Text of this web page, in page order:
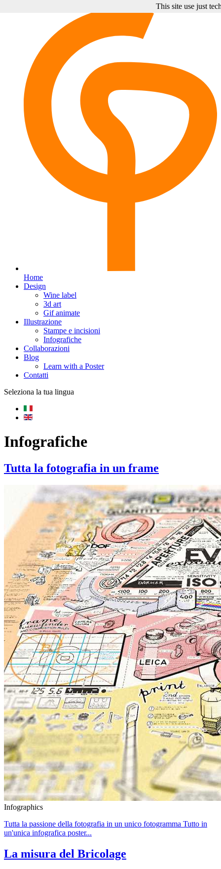
Home
Design
Wine label
3d art
Gif animate
Illustrazione
Stampe e incisioni
Infografiche
Collaborazioni
Blog
Learn with a Poster
Contatti
Seleziona la tua lingua
Infografiche
Tutta la fotografia in un frame
Infographics
Tutta la passione della fotografia in un unico fotogramma Tutto in
un'unica infografica poster...
La misura del Bricolage
This site use just